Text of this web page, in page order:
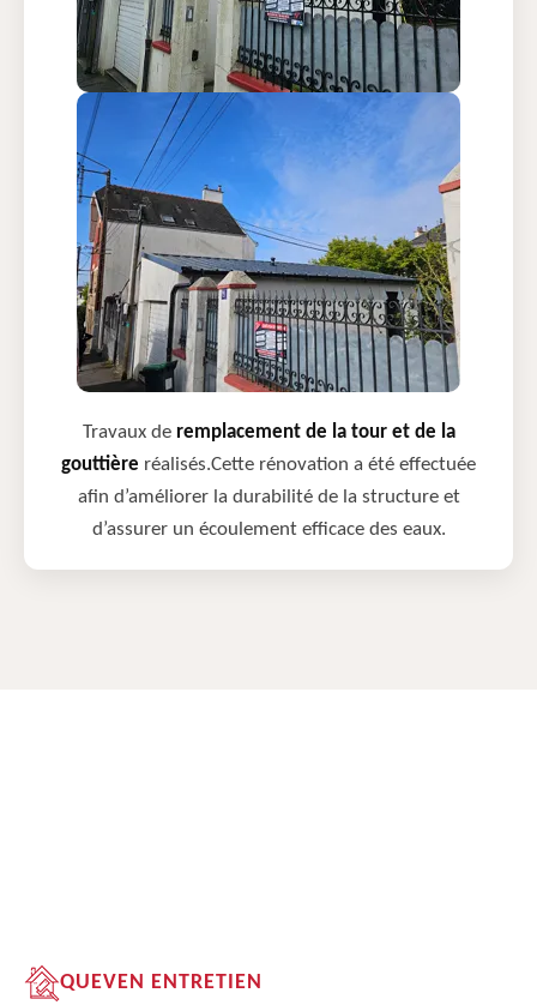
Travaux de remplacement de la tour et de la
gouttière réalisés.Cette rénovation a été effectuée
afin d’améliorer la durabilité de la structure et
d’assurer un écoulement efficace des eaux.
QUEVEN ENTRETIEN